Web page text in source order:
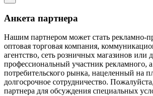
Анкета партнера
Нашим партнером может стать рекламно-
оптовая торговая компания,
агентство, сеть розничных магазинов или
профессиональный участник рекламного,
потребительского рынка, нацеленный на
долгосрочное сотрудничество.
партнера для обсуждения специальных